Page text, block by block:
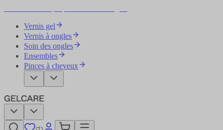
Vernis gel
Vernis à ongles
Soin des ongles
Ensembles
Pinces à cheveux